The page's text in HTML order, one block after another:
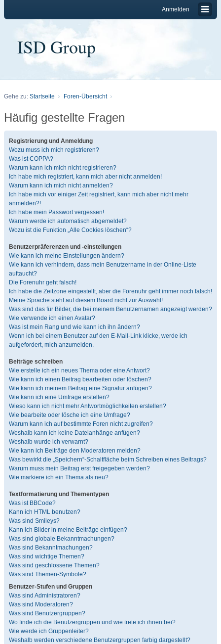
Anmelden
ISD Group
Gehe zu: Startseite Foren-Übersicht
Häufig gestellte Fragen
Registrierung und Anmeldung
Wozu muss ich mich registrieren?
Was ist COPPA?
Warum kann ich mich nicht registrieren?
Ich habe mich registriert, kann mich aber nicht anmelden!
Warum kann ich mich nicht anmelden?
Ich habe mich vor einiger Zeit registriert, kann mich aber nicht mehr
anmelden?!
Ich habe mein Passwort vergessen!
Warum werde ich automatisch abgemeldet?
Wozu ist die Funktion „Alle Cookies löschen“?
Benutzerpräferenzen und -einstellungen
Wie kann ich meine Einstellungen ändern?
Wie kann ich verhindern, dass mein Benutzername in der Online-Liste
auftaucht?
Die Forenuhr geht falsch!
Ich habe die Zeitzone eingestellt, aber die Forenuhr geht immer noch falsch!
Meine Sprache steht auf diesem Board nicht zur Auswahl!
Was sind das für Bilder, die bei meinem Benutzernamen angezeigt werden?
Wie verwende ich einen Avatar?
Was ist mein Rang und wie kann ich ihn ändern?
Wenn ich bei einem Benutzer auf den E-Mail-Link klicke, werde ich
aufgefordert, mich anzumelden.
Beiträge schreiben
Wie erstelle ich ein neues Thema oder eine Antwort?
Wie kann ich einen Beitrag bearbeiten oder löschen?
Wie kann ich meinem Beitrag eine Signatur anfügen?
Wie kann ich eine Umfrage erstellen?
Wieso kann ich nicht mehr Antwortmöglichkeiten erstellen?
Wie bearbeite oder lösche ich eine Umfrage?
Warum kann ich auf bestimmte Foren nicht zugreifen?
Weshalb kann ich keine Dateianhänge anfügen?
Weshalb wurde ich verwarnt?
Wie kann ich Beiträge den Moderatoren melden?
Was bewirkt die „Speichern“-Schaltfläche beim Schreiben eines Beitrags?
Warum muss mein Beitrag erst freigegeben werden?
Wie markiere ich ein Thema als neu?
Textformatierung und Thementypen
Was ist BBCode?
Kann ich HTML benutzen?
Was sind Smileys?
Kann ich Bilder in meine Beiträge einfügen?
Was sind globale Bekanntmachungen?
Was sind Bekanntmachungen?
Was sind wichtige Themen?
Was sind geschlossene Themen?
Was sind Themen-Symbole?
Benutzer-Stufen und Gruppen
Was sind Administratoren?
Was sind Moderatoren?
Was sind Benutzergruppen?
Wo finde ich die Benutzergruppen und wie trete ich ihnen bei?
Wie werde ich Gruppenleiter?
Weshalb werden verschiedene Benutzergruppen farbig dargestellt?